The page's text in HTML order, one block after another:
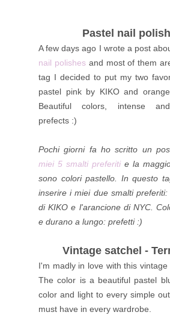
Pastel nail
A few days ago I wrote a post
nail polishesand most of them
tag I decided to put my two
pastel pink by KIKO and
Beautiful colors, intense
prefects :)
Pochi giorni fa hoscritto un
miei 5 smalti preferiti e la
sono colori pastello. In questo
inserire i miei due smalti
di KIKO e l'arancione di NYC.
e durano a lungo: prefetti :)
Vintage satchel -
I'm madly in love with this
The color is a beautiful pastel
color and light to every simple
must have in every wardrobe.